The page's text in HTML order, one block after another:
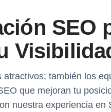
SEO
atractivos; también los
que mejoran tu
nuestra experiencia en